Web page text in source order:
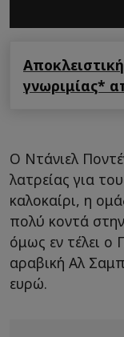
γνωριμίας*
Ο Ντάνιελ
λατρείας για
καλοκαίρι, η
πολύ κοντά
όμως εν τέλει ο
αραβική Αλ
ευρώ.